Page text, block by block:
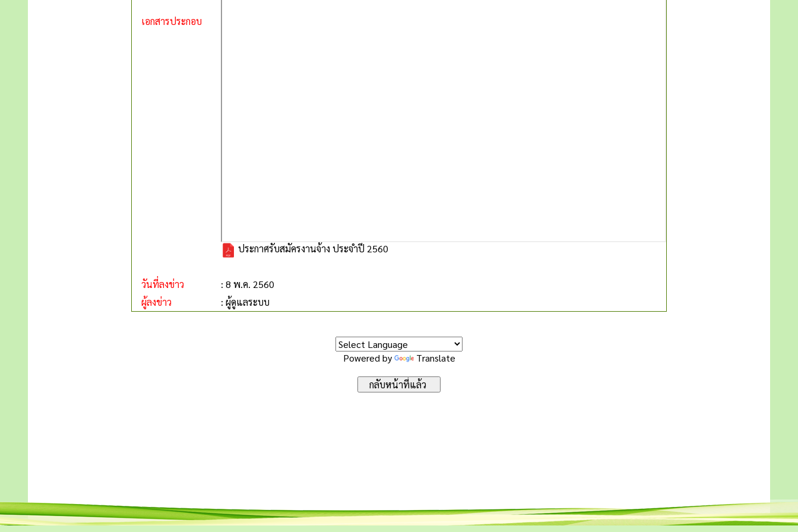
เอกสารประกอบ
ประกาศรับสมัครงานจ้าง ประจำปี 2560
วันที่ลงข่าว
: 8 พ.ค. 2560
ผู้ลงข่าว
: ผู้ดูแลระบบ
Powered by Translate